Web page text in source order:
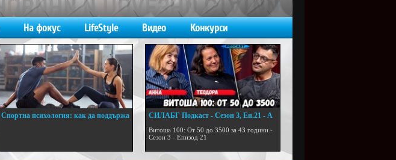
На фокус LifeStyle Видео Конкурси
Спортна психология: как да поддържа
СИЛАБГ Подкаст - Сезон 3, Еп.21 - А
Витоша 100: От 50 до 3500 за 43 години -
Сезон 3 - Епизод 21